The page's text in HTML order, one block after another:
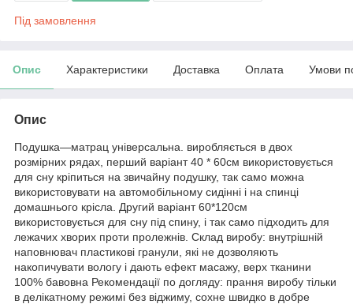
Під замовлення
Опис Характеристики Доставка Оплата Умови
Опис
Подушка—матрац універсальна. виробляється в двох
розмірних рядах, перший варіант 40 * 60см використовується
для сну кріпиться на звичайну подушку, так само можна
використовувати на автомобільному сидінні і на спинці
домашнього крісла. Другий варіант 60*120см
використовується для сну під спину, і так само підходить для
лежачих хворих проти пролежнів. Склад виробу: внутрішній
наповнювач пластикові гранули, які не дозволяють
накопичувати вологу і дають ефект масажу, верх тканини
100% бавовна Рекомендації по догляду: прання виробу тільки
в делікатному режимі без віджиму, сохне швидко в добре